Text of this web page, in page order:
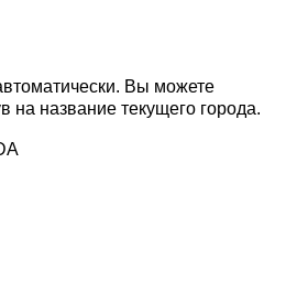
Вы можете
на название текущего города.